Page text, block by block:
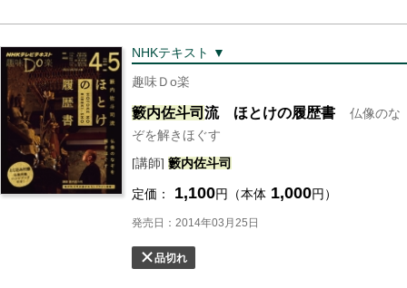
NHKテキスト ▼
趣味Ｄo楽
籔内佐斗司 流 ほとけの履歴書
仏像のな
ぞを解きほぐす
[講師] 籔内佐斗司
定価： 1,100円（本体 1,000円）
発売日：2014年03月25日
品切れ